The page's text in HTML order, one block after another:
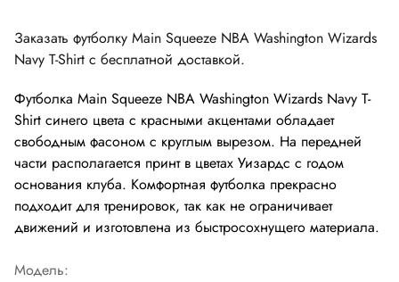
Заказать футболку Main Squeeze NBA Washington Wizards
Navy T-Shirt с бесплатной доставкой.
Футболка Main Squeeze NBA Washington Wizards Navy T-
Shirt синего цвета с красными акцентами обладает
свободным фасоном с круглым вырезом. На передней
части располагается принт в цветах Уизардс с годом
основания клуба. Комфортная футболка прекрасно
подходит для тренировок, так как не ограничивает
движений и изготовлена из быстросохнущего материала.
Модель: